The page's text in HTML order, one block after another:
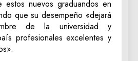
estos nuevos graduandos en
que su desempeño «dejará
de la universidad y
profesionales excelentes y